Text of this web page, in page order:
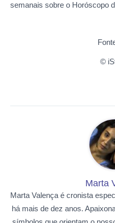
semanais sobre o Horóscopo
©
Marta
Marta Valença é cronista
há mais de dez anos.